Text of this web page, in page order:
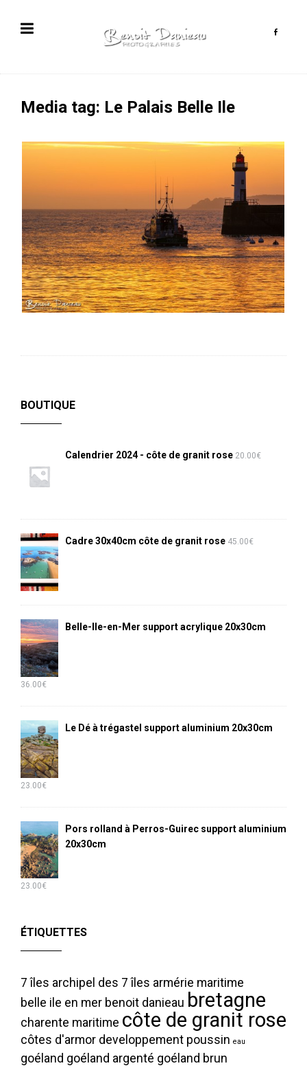
Media tag: Le Palais Belle Ile
BOUTIQUE
Calendrier 2024 - côte de granit rose 20.00€
Cadre 30x40cm côte de granit rose 45.00€
Belle-Ile-en-Mer support acrylique 20x30cm
36.00€
Le Dé à trégastel support aluminium 20x30cm
23.00€
Pors rolland à Perros-Guirec support aluminium
20x30cm
23.00€
ÉTIQUETTES
7 îles archipel des 7 îles armérie maritime
belle ile en mer benoit danieau bretagne
charente maritime côte de granit rose
côtes d'armor developpement poussin eau
goéland goéland argenté goéland brun